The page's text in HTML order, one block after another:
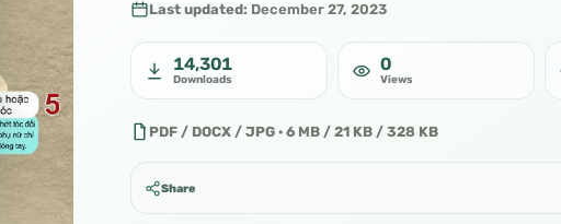
Last updated: December 27, 2023
14,301
Downloads
0
Views
PDF / DOCX / JPG · 6 MB / 21 KB / 328 KB
Share